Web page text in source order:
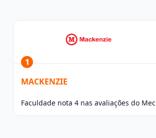
1
MACKENZIE
Faculdade nota 4 nas avaliações do Mec